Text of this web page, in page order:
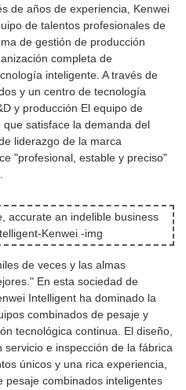
de años de experiencia, Kenwei
de talentos profesionales de
de gestión de producción
completa de
inteligente. A través de
y un centro de tecnología
y producción El equipo de
satisface la demanda del
liderazgo de la marca
"profesional, estable y preciso"
de veces y las almas
En esta sociedad de
Intelligent ha dominado la
combinados de pesaje y
tecnológica continua. El diseño,
e inspección de la fábrica
únicos y una rica experiencia,
combinados inteligentes